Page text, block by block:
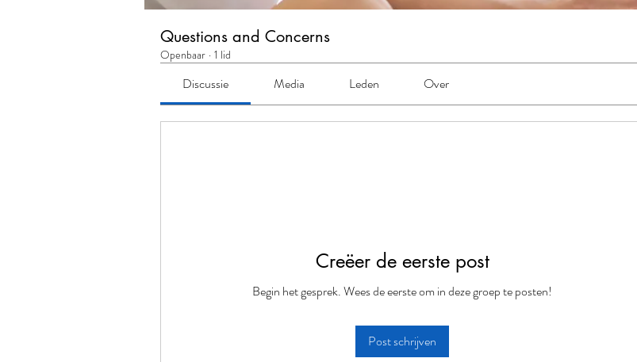
Questions and Concerns
Openbaar · 1 lid
Discussie Media Leden Over
Creëer de eerste post
Begin het gesprek. Wees de eerste om in deze groep te posten!
Post schrijven